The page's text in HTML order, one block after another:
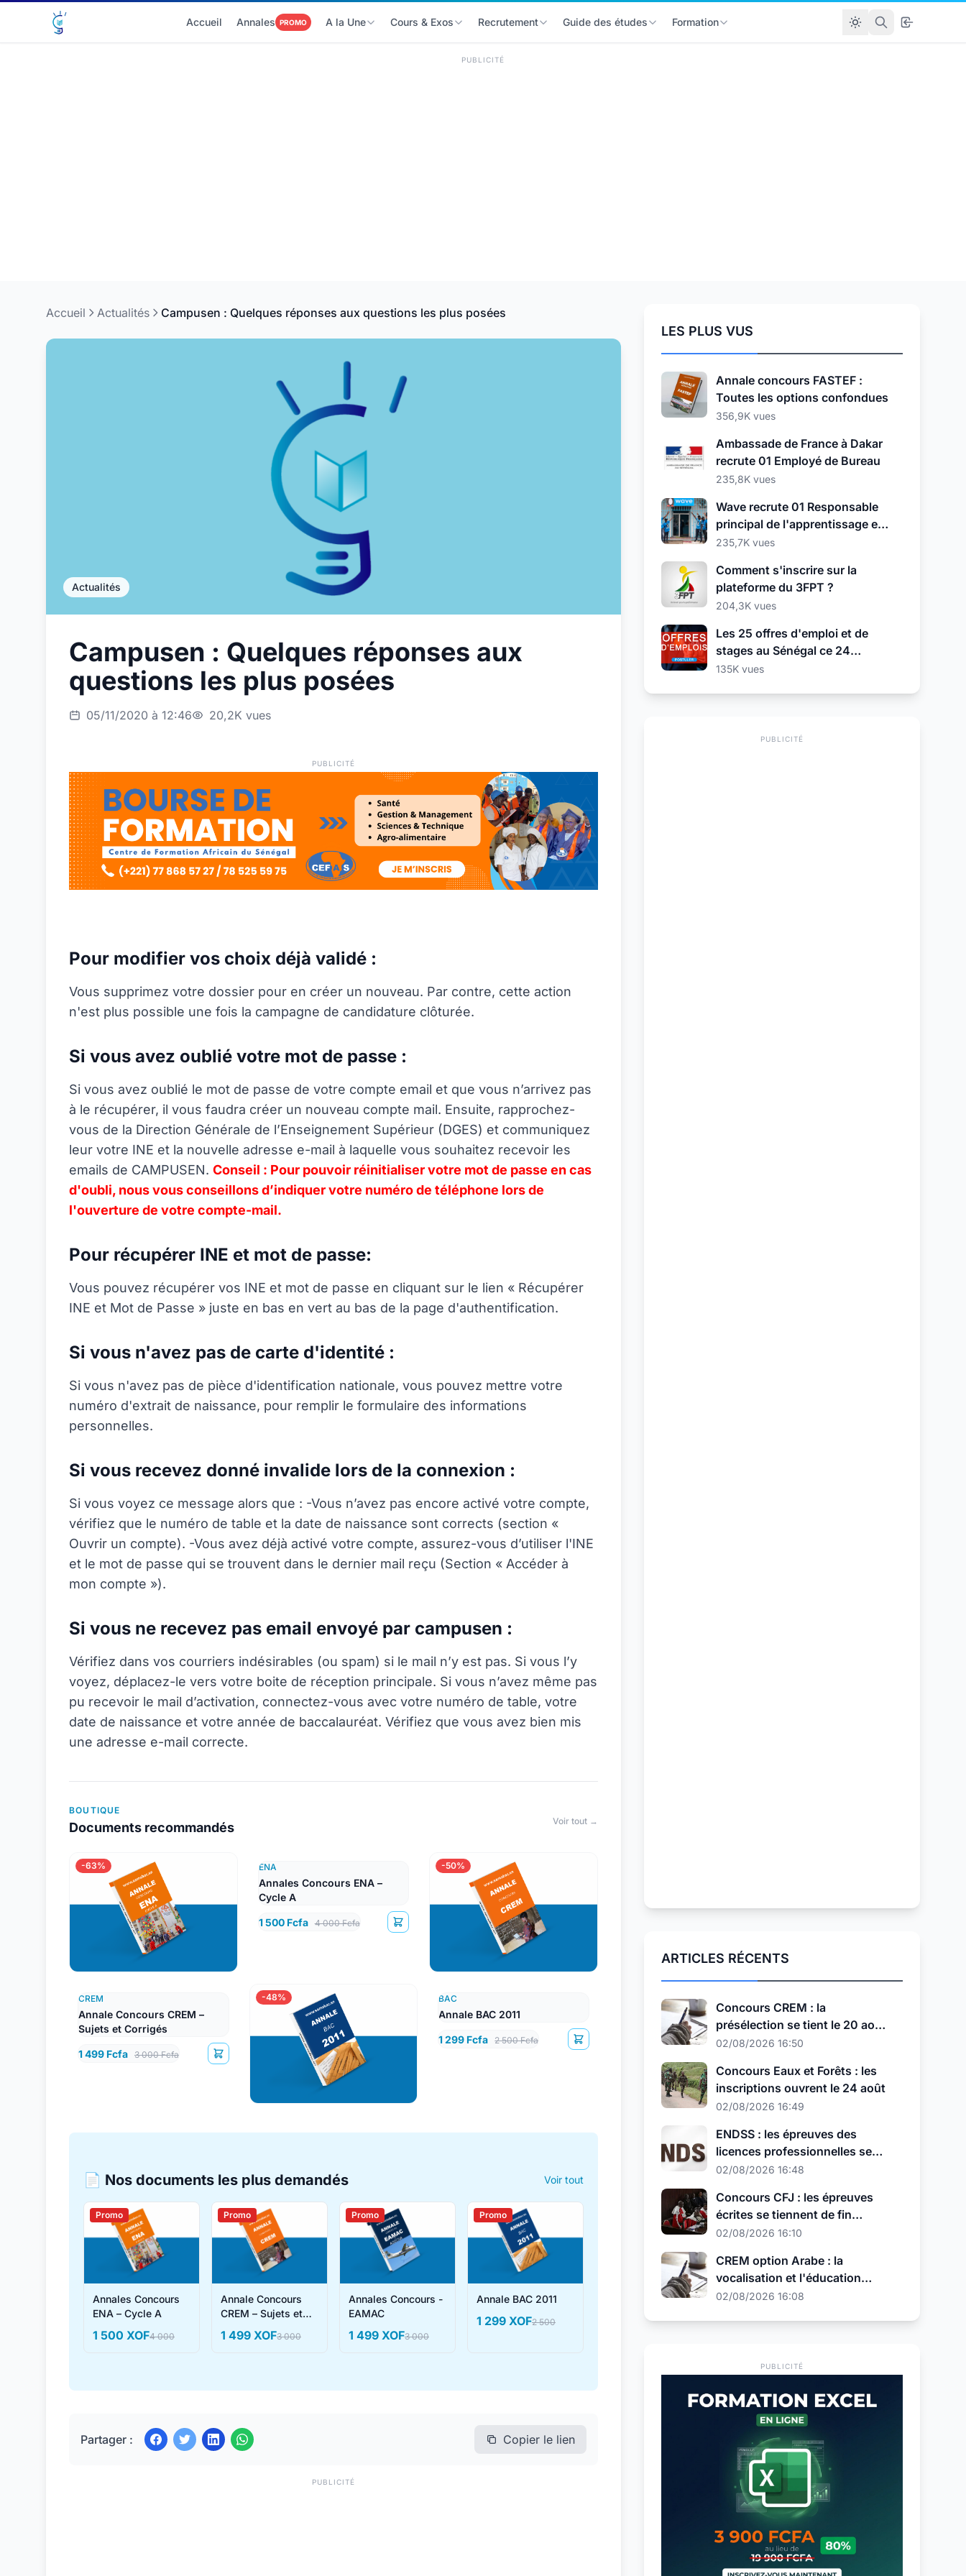
Accueil Annales PROMO A la Une Cours & Exos Recrutement Guide des études Formation
PUBLICITÉ
Accueil Actualités Campusen : Quelques réponses aux questions les plus posées
Actualités
Campusen : Quelques réponses aux
questions les plus posées
05/11/2020 à 12:46 20,2K vues
PUBLICITÉ
Pour modifier vos choix déjà validé :
Vous supprimez votre dossier pour en créer un nouveau. Par contre, cette action
n'est plus possible une fois la campagne de candidature clôturée.
Si vous avez oublié votre mot de passe :
Si vous avez oublié le mot de passe de votre compte email et que vous n’arrivez pas
à le récupérer, il vous faudra créer un nouveau compte mail. Ensuite, rapprochez-
vous de la Direction Générale de l’Enseignement Supérieur (DGES) et communiquez
leur votre INE et la nouvelle adresse e-mail à laquelle vous souhaitez recevoir les
emails de CAMPUSEN. Conseil : Pour pouvoir réinitialiser votre mot de passe en cas
d'oubli, nous vous conseillons d’indiquer votre numéro de téléphone lors de
l'ouverture de votre compte-mail.
Pour récupérer INE et mot de passe:
Vous pouvez récupérer vos INE et mot de passe en cliquant sur le lien « Récupérer
INE et Mot de Passe » juste en bas en vert au bas de la page d'authentification.
Si vous n'avez pas de carte d'identité :
Si vous n'avez pas de pièce d'identification nationale, vous pouvez mettre votre
numéro d'extrait de naissance, pour remplir le formulaire des informations
personnelles.
Si vous recevez donné invalide lors de la connexion :
Si vous voyez ce message alors que : -Vous n’avez pas encore activé votre compte,
vérifiez que le numéro de table et la date de naissance sont corrects (section «
Ouvrir un compte). -Vous avez déjà activé votre compte, assurez-vous d’utiliser l'INE
et le mot de passe qui se trouvent dans le dernier mail reçu (Section « Accéder à
mon compte »).
Si vous ne recevez pas email envoyé par campusen :
Vérifiez dans vos courriers indésirables (ou spam) si le mail n’y est pas. Si vous l’y
voyez, déplacez-le vers votre boite de réception principale. Si vous n’avez même pas
pu recevoir le mail d’activation, connectez-vous avec votre numéro de table, votre
date de naissance et votre année de baccalauréat. Vérifiez que vous avez bien mis
une adresse e-mail correcte.
BOUTIQUE
Documents recommandés Voir tout →
-63% ENA
Annales Concours ENA –
Cycle A
1 500 Fcfa 4 000 Fcfa
-50%
CREM
Annale Concours CREM –
Sujets et Corrigés
1 499 Fcfa 3 000 Fcfa
-48% BAC
Annale BAC 2011
1 299 Fcfa 2 500 Fcfa
📄 Nos documents les plus demandés Voir tout
Promo
Annales Concours
ENA – Cycle A
1 500 XOF4 000
Promo
Annale Concours
CREM – Sujets et
1 499 XOF3 000
Promo
Annales Concours -
EAMAC
1 499 XOF3 000
Promo
Annale BAC 2011
1 299 XOF2 500
Partager : Copier le lien
PUBLICITÉ
LES PLUS VUS
Annale concours FASTEF :
Toutes les options confondues
356,9K vues
Ambassade de France à Dakar
recrute 01 Employé de Bureau
235,8K vues
Wave recrute 01 Responsable
principal de l'apprentissage et
du développement
235,7K vues
Comment s'inscrire sur la
plateforme du 3FPT ?
204,3K vues
Les 25 offres d'emploi et de
stages au Sénégal ce 24
Septembre 2025
135K vues
PUBLICITÉ
ARTICLES RÉCENTS
Concours CREM : la
présélection se tient le 20 août,
au nouveau format
02/08/2026 16:50
Concours Eaux et Forêts : les
inscriptions ouvrent le 24 août
02/08/2026 16:49
ENDSS : les épreuves des
licences professionnelles se
tiennent les 11, 12 et 13 août
02/08/2026 16:48
Concours CFJ : les épreuves
écrites se tiennent de fin
septembre à début octobre
02/08/2026 16:10
CREM option Arabe : la
vocalisation et l'éducation
religieuse au programme de la
02/08/2026 16:08
PUBLICITÉ